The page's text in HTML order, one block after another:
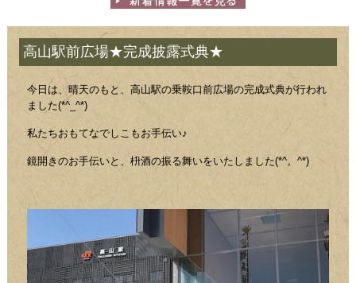
高山駅前広場★完成披露式典★
今日は、晴天のもと、高山駅の乗鞍口前広場の完成式典が行われ
ました(*^_^*)
私たちおもてなでしこもお手伝い♪
鏡開きのお手伝いと、枡酒の振る舞いをいたしました(*^。^*)